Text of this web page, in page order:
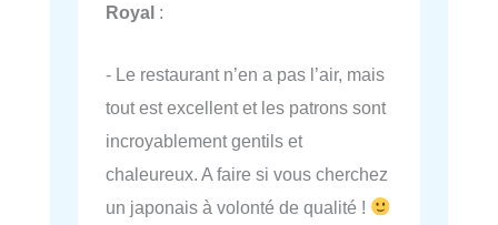
Royal :
- Le restaurant n’en a pas l’air, mais
tout est excellent et les patrons sont
incroyablement gentils et
chaleureux. A faire si vous cherchez
un japonais à volonté de qualité !